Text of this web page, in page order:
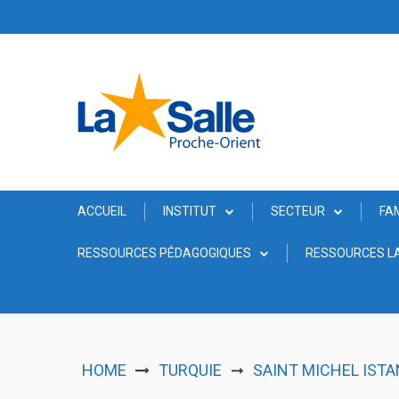
ACCUEIL INSTITUT SECTEUR
RESSOURCES PÉDAGOGIQUES RESSOURCES
HOME TURQUIE ➞ SAINT MICHEL